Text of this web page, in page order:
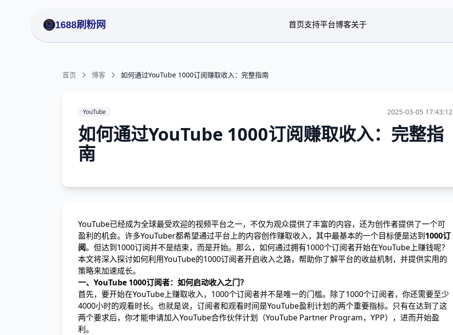
1688刷粉网 首页支持平台博客关于
首页 博客 如何通过YouTube 1000订阅赚取收入：完整指南
YouTube 2025-03-05 17:43:12
如何通过YouTube 1000订阅赚取收入：完整指
南
YouTube已经成为全球最受欢迎的视频平台之一，不仅为观众提供了丰富的内容，还为创作者提供了一个可
盈利的机会。许多YouTuber都希望通过平台上的内容创作赚取收入，其中最基本的一个目标便是达到1000订
阅。但达到1000订阅并不是结束，而是开始。那么，如何通过拥有1000个订阅者开始在YouTube上赚钱呢？
本文将深入探讨如何利用YouTube的1000订阅者开启收入之路，帮助你了解平台的收益机制，并提供实用的
策略来加速成长。
一、YouTube 1000订阅者：如何启动收入之门？
首先，要开始在YouTube上赚取收入，1000个订阅者并不是唯一的门槛。除了1000个订阅者，你还需要至少
4000小时的观看时长。也就是说，订阅者和观看时间是YouTube盈利计划的两个重要指标。只有在达到了这
两个要求后，你才能申请加入YouTube合作伙伴计划（YouTube Partner Program，YPP），进而开始盈
利。